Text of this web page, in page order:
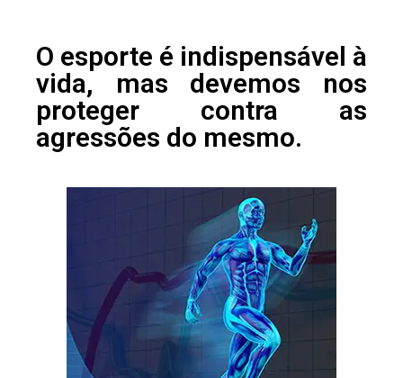
O esporte é indispensável à
vida, mas devemos nos
proteger contra as
agressões do mesmo.